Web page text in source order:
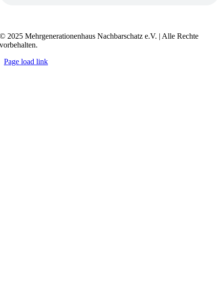
© 2025 Mehrgenerationenhaus Nachbarschatz e.V. | Alle Rechte
vorbehalten.
Page load link